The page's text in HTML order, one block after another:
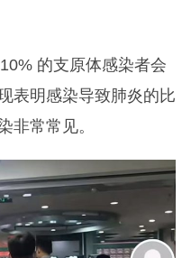
的支原体感染者会
表明感染导致肺炎的比
非常常见。